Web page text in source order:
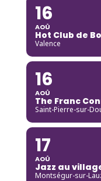
16
AOÛ
Hot Club de
Valence
16
AOÛ
The Franc
Saint-Pierre-sur-
17
AOÛ
Jazz au
Montségur-sur-